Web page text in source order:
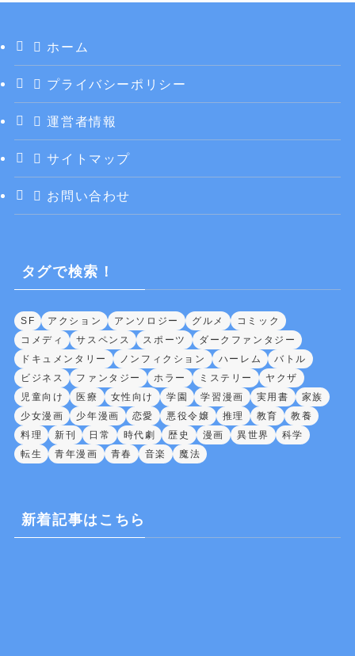
ホーム
プライバシーポリシー
運営者情報
サイトマップ
お問い合わせ
タグで検索！
SF アクション アンソロジー グルメ
コミック
コメディ
サスペンス スポーツ
ダークファンタジー
ドキュメンタリー
ノンフィクション ハーレム
バトル
ビジネス
ファンタジー ホラー ミステリー
ヤクザ
児童向け
医療 女性向け 学園 学習漫画 実用書
家族
少女漫画
少年漫画 恋愛 悪役令嬢 推理 教育
教養
料理
新刊 日常 時代劇 歴史 漫画 異世界
科学
転生
青年漫画 青春 音楽 魔法
新着記事はこちら